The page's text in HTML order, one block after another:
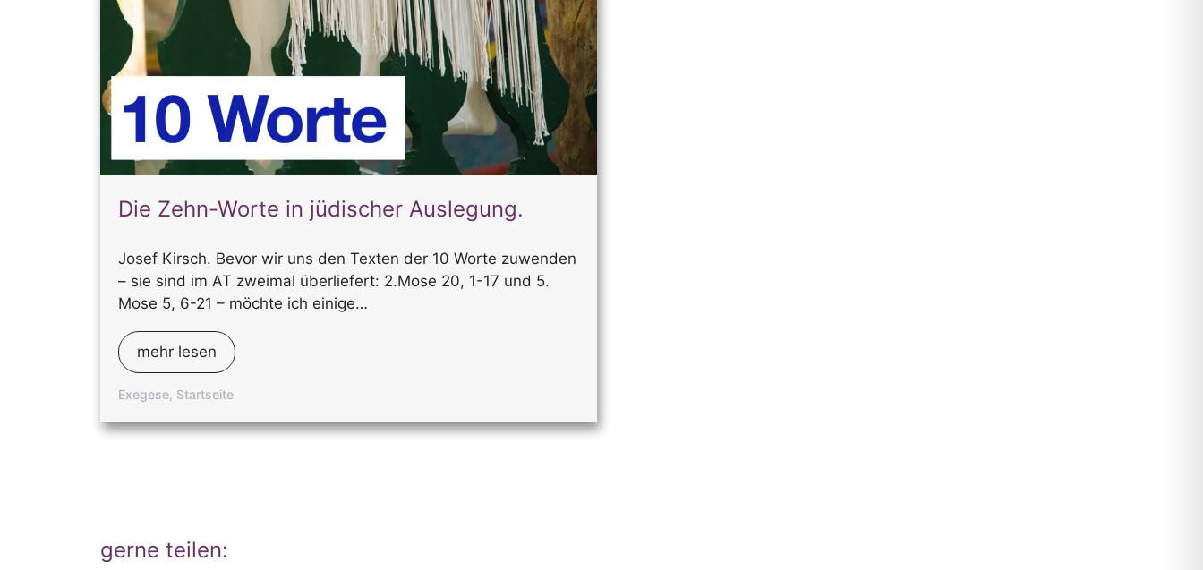
Die Zehn-Worte in jüdischer Auslegung.
Exegese, Startseite
Josef Kirsch. Bevor wir uns den Texten der 10 Worte zuwenden
– sie sind im AT zweimal überliefert: 2.Mose 20, 1-17 und 5.
Mose 5, 6-21 – möchte ich einige…
mehr lesen
gerne teilen: